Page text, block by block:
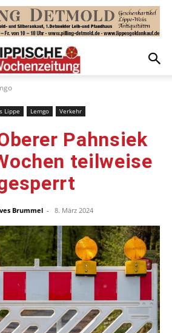
Lippe Lemgo Verkehr
Pahnsiek
teilweise
Brummel - 8. März 2024